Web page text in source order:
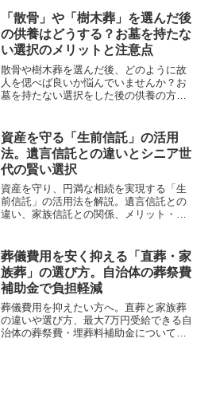
にまとめ、精神的・経済的負担を軽減す
るための知識をお届けします。
「散骨」や「樹木葬」を選んだ後
の供養はどうする？お墓を持たな
い選択のメリットと注意点
散骨や樹木葬を選んだ後、どのように故
人を偲べば良いか悩んでいませんか？お
墓を持たない選択をした後の供養の方法
アなど、新しい供養の形を提案します。
資産を守る「生前信託」の活用
法。遺言信託との違いとシニア世
代の賢い選択
資産を守り、円満な相続を実現する「生
前信託」の活用法を解説。遺言信託との
違い、家族信託との関係、メリット・デ
えるための、シニア世代に向けた実践的
な終活ガイドです。
葬儀費用を安く抑える「直葬・家
族葬」の選び方。自治体の葬祭費
補助金で負担軽減
葬儀費用を抑えたい方へ。直葬と家族葬
の違いや選び方、最大7万円受給できる自
治体の葬祭費・埋葬料補助金について詳